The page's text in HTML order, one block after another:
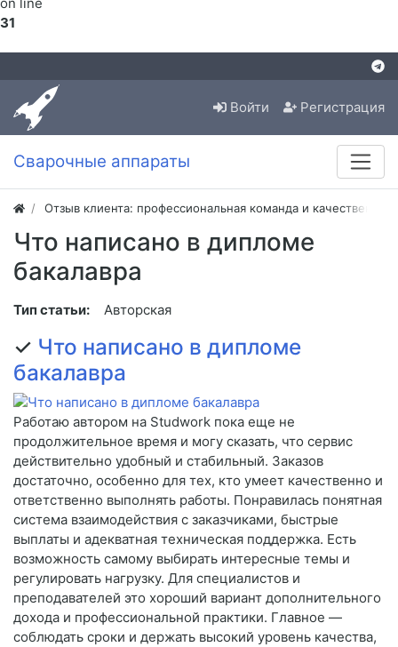
31
Войти Регистрация
Сварочные аппараты
Отзыв клиента: профессиональная команда и
Что написано в дипломе
бакалавра
Тип статьи: Авторская
✓ Что написано в дипломе
бакалавра
Работаю автором на Studwork пока еще не
продолжительное время и могу сказать, что сервис
действительно удобный и стабильный. Заказов
достаточно, особенно для тех, кто умеет качественно и
ответственно выполнять работы. Понравилась понятная
система взаимодействия с заказчиками, быстрые
выплаты и адекватная техническая поддержка. Есть
возможность самому выбирать интересные темы и
регулировать нагрузку. Для специалистов и
преподавателей это хороший вариант дополнительного
дохода и профессиональной практики. Главное —
соблюдать сроки и держать высокий уровень качества,